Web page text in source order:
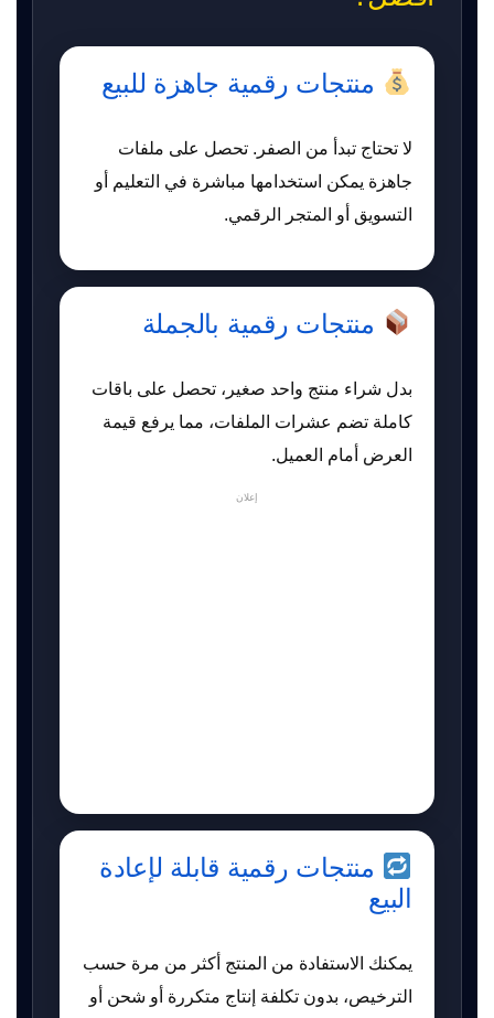
منتجات رقمية جاهزة للبيع
لا تحتاج تبدأ من الصفر. تحصل على ملفات
جاهزة يمكن استخدامها مباشرة في التعليم أو
التسويق أو المتجر الرقمي.
منتجات رقمية بالجملة
بدل شراء منتج واحد صغير، تحصل على باقات
كاملة تضم عشرات الملفات، مما يرفع قيمة
العرض أمام العميل.
إعلان
منتجات رقمية قابلة لإعادة
البيع
يمكنك الاستفادة من المنتج أكثر من مرة حسب
الترخيص، بدون تكلفة إنتاج متكررة أو شحن أو